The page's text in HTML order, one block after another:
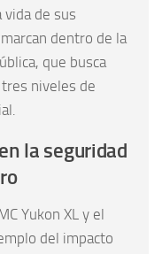
de sus
dentro de la
que busca
niveles de
la seguridad
Yukon XL y el
del impacto